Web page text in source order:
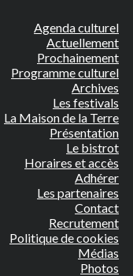
Agenda culturel
Actuellement
Prochainement
Programme culturel
Archives
Les festivals
La Maison de la Terre
Présentation
Le bistrot
Horaires et accès
Adhérer
Les partenaires
Contact
Recrutement
Politique de cookies
Médias
Photos